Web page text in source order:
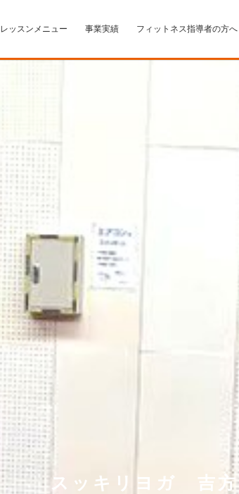
レッスンメニュー 事業実績 フィットネス指導者の方へ
スッキリヨガ 吉方